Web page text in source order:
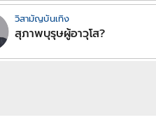
วิสามัญบันเทิง
สุภาพบุรุษผู้อาวุโส?